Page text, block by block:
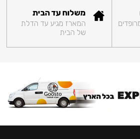
משלוח עד הבית
המארז מגיע עד הדלת
של הבית